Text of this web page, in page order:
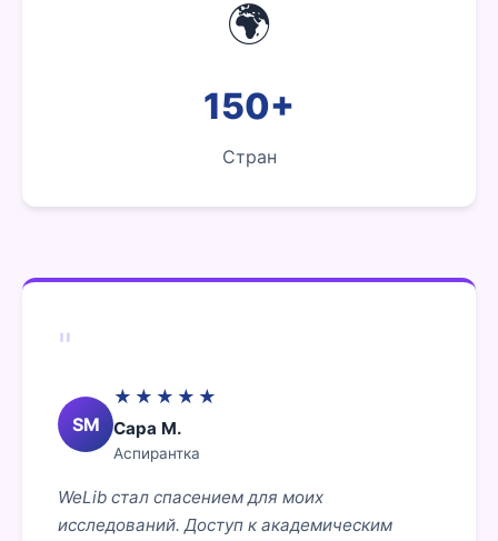
🌍
150+
Стран
"
SM
★★★★★
Сара М.
Аспирантка
WeLib стал спасением для моих
исследований. Доступ к академическим